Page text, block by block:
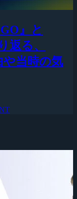
』と
返る、
や当時の気